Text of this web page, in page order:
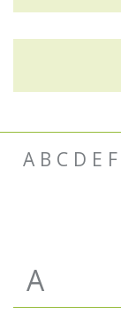
A B C D E F
A